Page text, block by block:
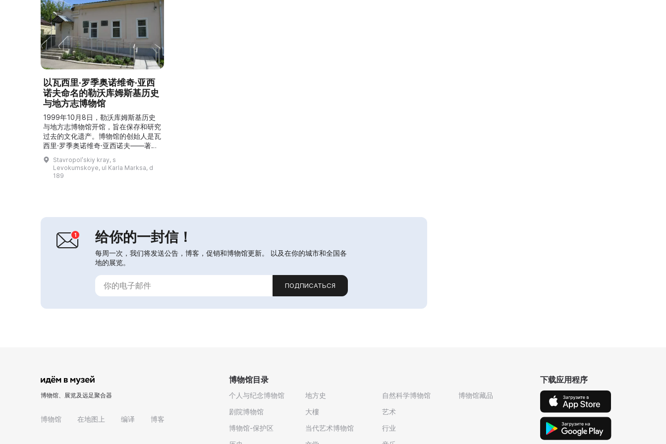
以瓦西里·罗季奥诺维奇·亚西
诺夫命名的勒沃库姆斯基历史
与地方志博物馆
1999年10月8日，勒沃库姆斯基历史
与地方志博物馆开馆，旨在保存和研究
过去的文化遗产。博物馆的创始人是瓦
西里·罗季奥诺维奇·亚西诺夫——著名
的地方志学者。展厅把参观者带到不同
的时代：公元前1–2千年、建有亚速—
莫兹多克防线的中世纪时期，以及当时
的展板。在第三展厅...
Stavropolʹskiy kray, s
Levokumskoye, ul Karla Marksa, d
189
给你的一封信！
每周一次，我们将发送公告，博客，促销和博物馆更新。 以及在你的城市和全国各
地的展览。
ПОДПИСАТЬСЯ
博物馆、展览及远足聚合器
博物馆 在地图上 编译 博客
博物馆目录
个人与纪念博物馆
剧院博物馆
博物馆-保护区
地方史
大樓
当代艺术博物馆
自然科学博物馆
艺术
行业
博物馆藏品
下载应用程序